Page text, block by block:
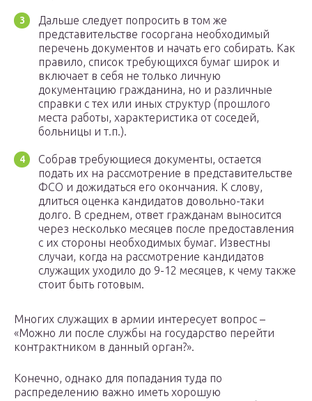
Дальше следует попросить в том же
представительстве госоргана необходимый
перечень документов и начать его собирать. Как
правило, список требующихся бумаг широк и
включает в себя не только личную
документацию гражданина, но и различные
справки с тех или иных структур (прошлого
места работы, характеристика от соседей,
больницы и т.п.).
Собрав требующиеся документы, остается
подать их на рассмотрение в представительстве
ФСО и дожидаться его окончания. К слову,
длиться оценка кандидатов довольно-таки
долго. В среднем, ответ гражданам выносится
через несколько месяцев после предоставления
с их стороны необходимых бумаг. Известны
случаи, когда на рассмотрение кандидатов
служащих уходило до 9-12 месяцев, к чему также
стоит быть готовым.
Многих служащих в армии интересует вопрос –
«Можно ли после службы на государство перейти
контрактником в данный орган?».
Конечно, однако для попадания туда по
распределению важно иметь хорошую